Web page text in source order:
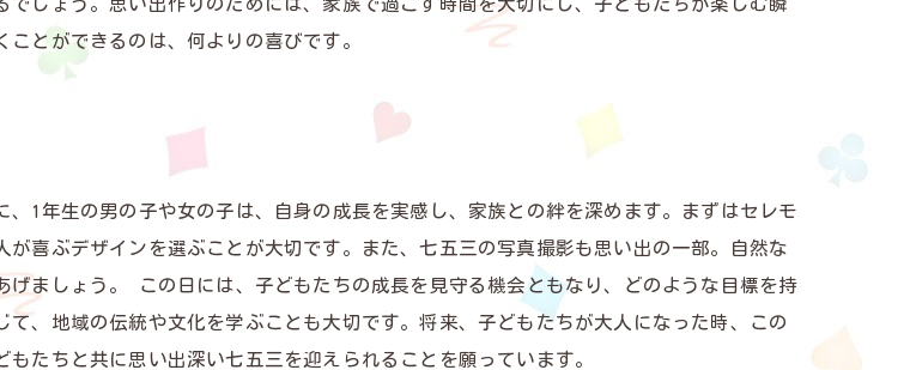
とができるのは、何よりの喜びです。
1年生の男の子や女の子は、自身の成長を実感し、家族との絆を深めます。まずはセレモ
喜ぶデザインを選ぶことが大切です。また、七五三の写真撮影も思い出の一部。自然な
ましょう。 この日には、子どもたちの成長を見守る機会ともなり、どのような目標を持
、地域の伝統や文化を学ぶことも大切です。将来、子どもたちが大人になった時、この
たちと共に思い出深い七五三を迎えられることを願っています。